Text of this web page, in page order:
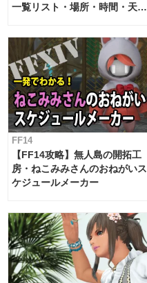
一覧リスト・場所・時間・天
FF14
【FF14攻略】無人島の開拓工
房・ねこみみさんのおねがいス
ケジュールメーカー